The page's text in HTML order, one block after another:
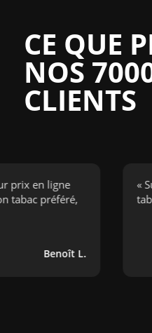
CE QUE
NOS
CLIENTS
en ligne
préféré,
Benoît L.
«
tabac,